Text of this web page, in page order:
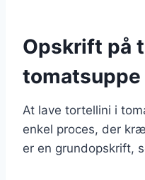
Opskrift på
At lave tortellini i
enkel proces, der
er en grundopskrift,